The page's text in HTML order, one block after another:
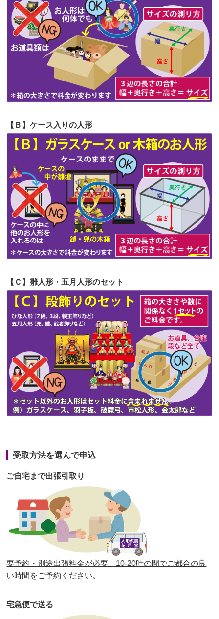
見つけまし...
第62回人形供養祭令和5年6月21日(水)
第61回人形供養祭 令和5年5月19日(金)
第60回人形供養祭令和5年3月28日(火)
第59回人形供養祭 令和5年2月10日(金)
第58回人形供養祭令和5年12月21日(水)
第56回人形供養祭 令和4年10月19日(水)
第55回人形供養祭令和4年9月8日(木)
第54回人形供養祭令和4年8月1日(月)
第53回人形供養祭令和4年7月1日(金)
第52回人形供養祭令和4年5月17日(火)
第51回人形供養祭令和4年4月18日(月)
第50回人形供養祭令和4年3月15日(火)
第49回人形供養祭令和4年1月17日(月)
第48回人形供養祭令和3年12月3日(金)
第47回人形供養祭 令和3年10月11日(月)
第46回人形供養祭 令和3年9月13日(月)
第45回人形供養祭令和3年7月12日(月)
第44回人形供養祭令和3年6月3日(木)
第43回人形供養祭令和3年4月23日(金)
第39回人形供養祭令和2年10月22日(木)
第38回人形供養祭 令和2年8月26日(水)
第37回人形供養祭 令和2年6月8日(月)
第36回人形供養祭 令和2年4月16日(木)
第35回人形供養祭令和2年2月13日(木)
第33回人形供養祭
【Ｂ】ケース入りの人形
【Ｃ】雛人形・五月人形のセット
受取方法を選んで申込
ご自宅まで出張引取り
要予約・別途出張料金が必要 10-20時の間でご都合の良
い時間をご予約ください。
宅急便で送る